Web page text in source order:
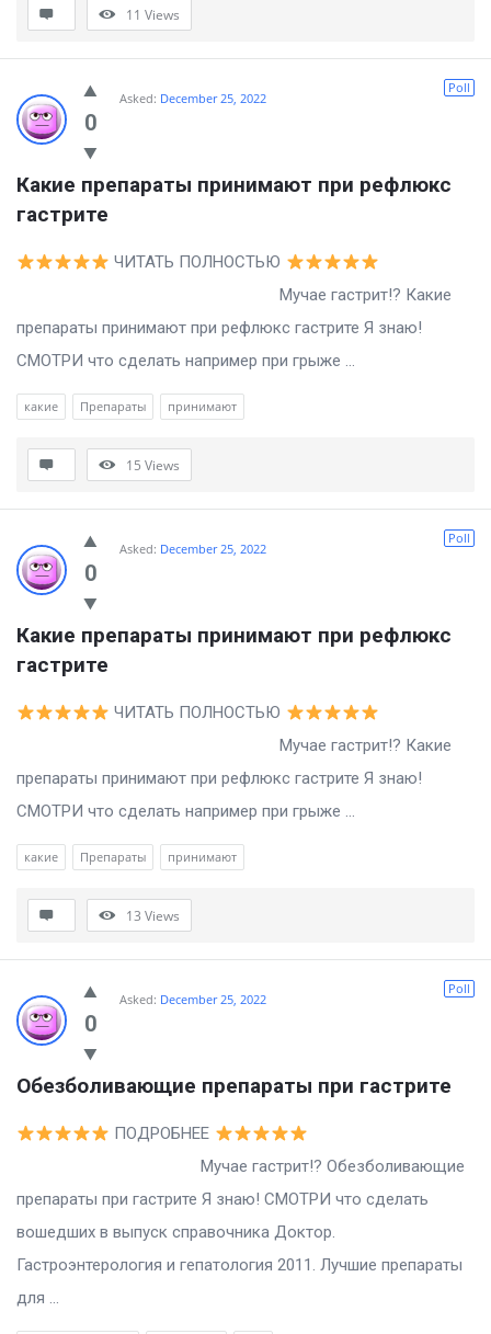
11 Views
0
Poll
Asked: December 25, 2022
Какие препараты принимают при рефлюкс
гастрите
ЧИТАТЬ ПОЛНОСТЬЮ
Мучае гастрит!? Какие
препараты принимают при рефлюкс гастрите Я знаю!
СМОТРИ что сделать например при грыже ...
какие Препараты принимают
15 Views
0
Poll
Asked: December 25, 2022
Какие препараты принимают при рефлюкс
гастрите
ЧИТАТЬ ПОЛНОСТЬЮ
Мучае гастрит!? Какие
препараты принимают при рефлюкс гастрите Я знаю!
СМОТРИ что сделать например при грыже ...
какие Препараты принимают
13 Views
0
Poll
Asked: December 25, 2022
Обезболивающие препараты при гастрите
ПОДРОБНЕЕ
Мучае гастрит!? Обезболивающие
препараты при гастрите Я знаю! СМОТРИ что сделать
вошедших в выпуск справочника Доктор.
Гастроэнтерология и гепатология 2011. Лучшие препараты
для ...